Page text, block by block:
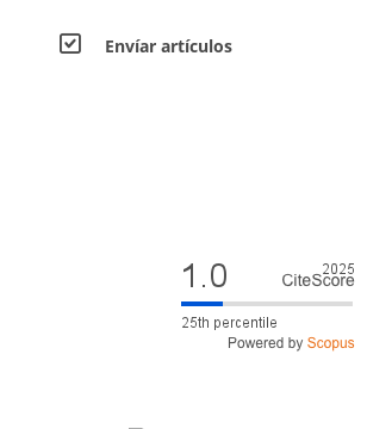
Envíar artículos